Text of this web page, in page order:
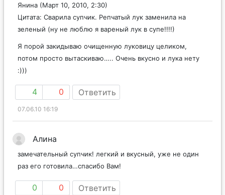
Янина (Март 10, 2010, 2:30)
Цитата: Сварила супчик. Репчатый лук заменила на
зеленый (ну не люблю я вареный лук в супе!!!!)
Я порой закидываю очищенную луковицу целиком,
потом просто вытаскиваю….. Очень вкусно и лука нету
:)))
4 0 Ответить
07.06.10 16:19
Алина
замечательный супчик! легкий и вкусный, уже не один
раз его готовила…спасибо Вам!
0 0 Ответить